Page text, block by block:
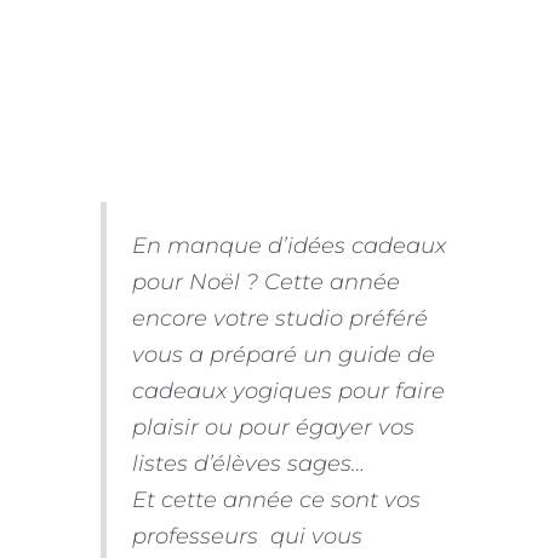
En manque d’idées cadeaux
pour Noël ? Cette année
encore votre studio préféré
vous a préparé un guide de
cadeaux yogiques pour faire
plaisir ou pour égayer vos
listes d’élèves sages…
Et cette année ce sont vos
professeurs qui vous